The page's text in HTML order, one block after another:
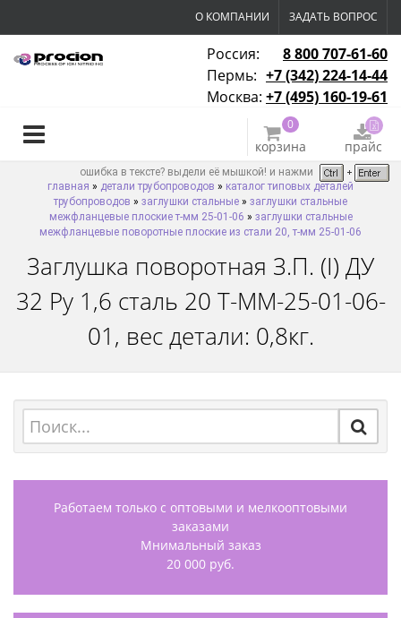
О КОМПАНИИ ЗАДАТЬ ВОПРОС
Россия:
8 800 707-61-60
Пермь: +7 (342) 224-14-44
Москва: +7 (495) 160-19-61
0
корзина прайс
ошибка в тексте? выдели её мышкой! и нажми
главная » детали трубопроводов » каталог типовых деталей
трубопроводов » заглушки стальные » заглушки стальные
межфланцевые плоские т-мм 25-01-06 » заглушки стальные
межфланцевые поворотные плоские из стали 20, т-мм 25-01-06
Заглушка поворотная З.П. (I) ДУ
32 Ру 1,6 сталь 20 Т-ММ-25-01-06-
01, вес детали: 0,8кг.
Работаем только с оптовыми и мелкооптовыми
заказами
Мнимальный заказ
20 000 руб.